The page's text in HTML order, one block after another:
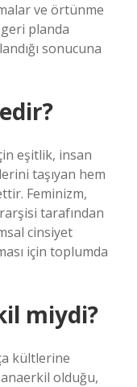
ve örtünme
planda
sonucuna
eşitlik, insan
taşıyan hem
Feminizm,
tarafından
cinsiyet
için toplumda
miydi?
kültlerine
olduğu,